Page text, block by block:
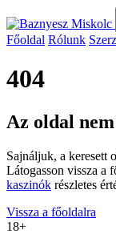
Főoldal Rólunk
404
Az oldal
Sajnáljuk, a keresett
Látogasson vissza a
kaszinók részletes
Vissza a főoldalra
18+